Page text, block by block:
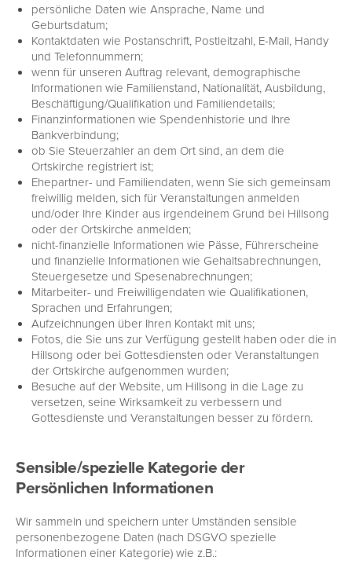
persönliche Daten wie Ansprache, Name und
Geburtsdatum;
Kontaktdaten wie Postanschrift, Postleitzahl, E-Mail, Handy
und Telefonnummern;
wenn für unseren Auftrag relevant, demographische
Informationen wie Familienstand, Nationalität, Ausbildung,
Beschäftigung/Qualifikation und Familiendetails;
Finanzinformationen wie Spendenhistorie und Ihre
Bankverbindung;
ob Sie Steuerzahler an dem Ort sind, an dem die
Ortskirche registriert ist;
Ehepartner- und Familiendaten, wenn Sie sich gemeinsam
freiwillig melden, sich für Veranstaltungen anmelden
und/oder Ihre Kinder aus irgendeinem Grund bei Hillsong
oder der Ortskirche anmelden;
nicht-finanzielle Informationen wie Pässe, Führerscheine
und finanzielle Informationen wie Gehaltsabrechnungen,
Steuergesetze und Spesenabrechnungen;
Mitarbeiter- und Freiwilligendaten wie Qualifikationen,
Sprachen und Erfahrungen;
Aufzeichnungen über Ihren Kontakt mit uns;
Fotos, die Sie uns zur Verfügung gestellt haben oder die in
Hillsong oder bei Gottesdiensten oder Veranstaltungen
der Ortskirche aufgenommen wurden;
Besuche auf der Website, um Hillsong in die Lage zu
versetzen, seine Wirksamkeit zu verbessern und
Gottesdienste und Veranstaltungen besser zu fördern.
Sensible/spezielle Kategorie der
Persönlichen Informationen
Wir sammeln und speichern unter Umständen sensible
personenbezogene Daten (nach DSGVO spezielle
Informationen einer Kategorie) wie z.B.: